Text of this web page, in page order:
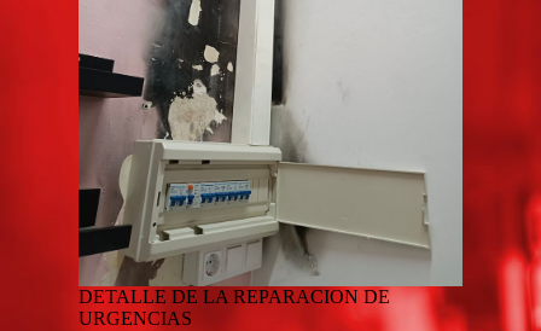
DETALLE DE LA REPARACION DE
URGENCIAS